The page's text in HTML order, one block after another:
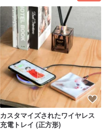
カスタマイズされたワイヤレス
充電トレイ (正方形)